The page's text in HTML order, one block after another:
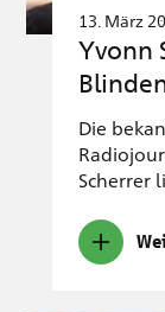
13. März
Yvonn
Die
Scherrer